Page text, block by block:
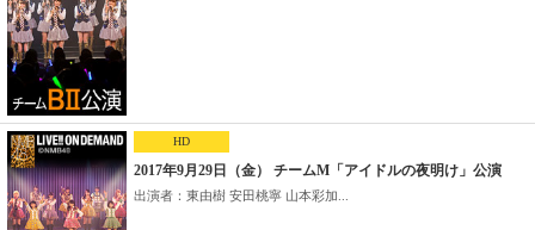
HD
2017年9月29日（金） チームM「アイドルの夜明け」公演
出演者：東由樹 安田桃寧 山本彩加...